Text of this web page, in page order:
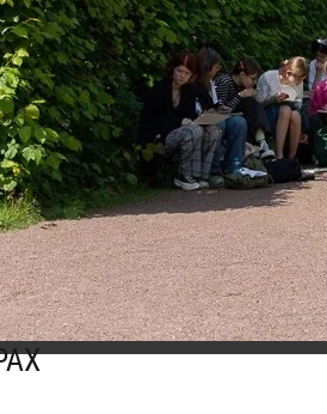
общеобразовательных предметов